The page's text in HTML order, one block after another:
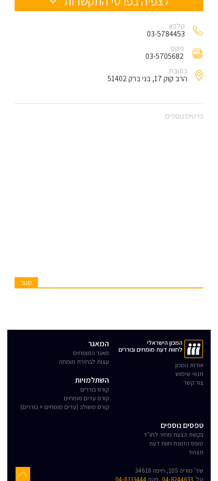
טלפון
03-5784453
פקס
03-5705682
כתובת
הרב קוק 17, בני ברק 51402
פרטים נוספים
סגור
המכון הישראלי
לחוות דעת מומחים ובוררים
אודות המכון
תנאי שימוש
צור קשר
המאגר
מאגר המומחים
עצות לבחירת מומחה
השתלמויות
קורס בוררים
קורס עדים מומחים
קורס משולב (עדים מומחים + בוררים)
טפסים נוספים
בקשת הצעת מחיר לחו"ד
טופס הזמנת חוות דעת
תצהיר
שד' מוריה 105, חיפה 34616
טל' 04-8244633 ,פקס 04-8113444